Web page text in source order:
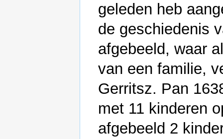
geleden heb
de geschiedenis
afgebeeld, waar
van een familie,
Gerritsz. Pan
met 11 kinderen
afgebeeld 2